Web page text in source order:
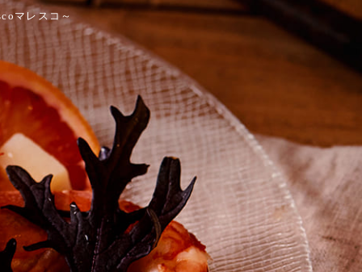
マレスコ～